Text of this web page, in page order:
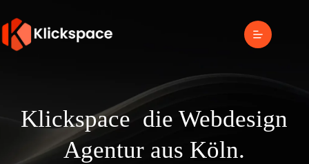
Klickspace die Webdesign
Agentur aus Köln.